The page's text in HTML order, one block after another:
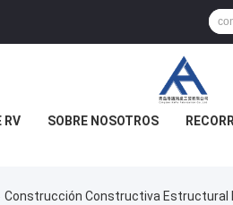
RV SOBRE NOSOTROS
Construcción Constructiva Estructural